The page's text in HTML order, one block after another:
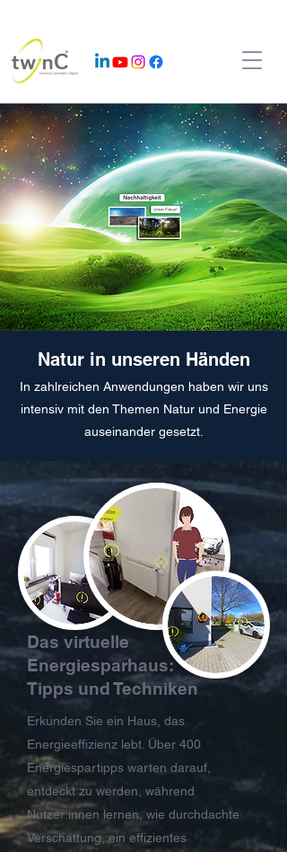
Natur in unseren Händen
In zahlreichen Anwendungen haben wir uns
intensiv mit den Themen Natur und Energie
auseinander gesetzt.
Das virtuelle
Energiesparhaus:
Tipps und Techniken
Erkunden Sie ein Haus, das
Energieeffizienz lebt. Über 400
Energiespartipps warten darauf,
entdeckt zu werden, während
Nutzer:innen lernen, wie durchdachte
Verschattung, ein effizientes